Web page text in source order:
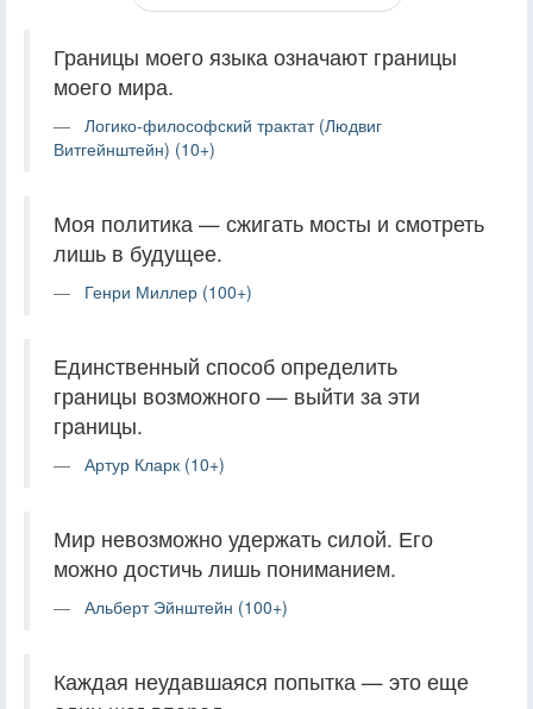
Границы моего языка означают границы
моего мира.
Логико-философский трактат (Людвиг
Витгейнштейн) (10+)
Моя политика — сжигать мосты и смотреть
лишь в будущее.
Генри Миллер (100+)
Единственный способ определить
границы возможного — выйти за эти
границы.
Артур Кларк (10+)
Мир невозможно удержать силой. Его
можно достичь лишь пониманием.
Альберт Эйнштейн (100+)
Каждая неудавшаяся попытка — это еще